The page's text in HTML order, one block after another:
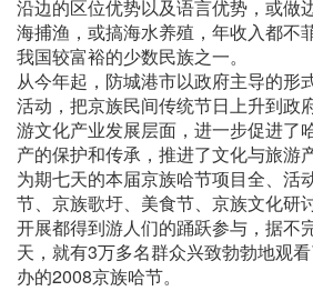
沿边的区位优势以及语言优势，或做
海捕渔，或搞海水养殖，年收入都不
我国较富裕的少数民族之一。
从今年起，防城港市以政府主导的形
活动，把京族民间传统节日上升到政
游文化产业发展层面，进一步促进了
产的保护和传承，推进了文化与旅游
为期七天的本届京族哈节项目全、活
节、京族歌圩、美食节、京族文化研
开展都得到游人们的踊跃参与，据不
天，就有3万多名群众兴致勃勃地观
办的2008京族哈节。